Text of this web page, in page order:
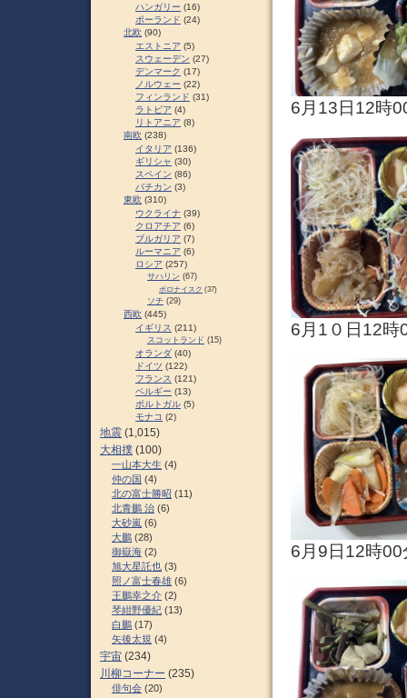
6月13日12時
6月1０日12時
6月9日12時00
ハンガリー (16)
ポーランド (24)
北欧 (90)
エストニア (5)
スウェーデン (27)
デンマーク (17)
ノルウェー (22)
フィンランド (31)
ラトビア (4)
リトアニア (8)
南欧 (238)
イタリア (136)
ギリシャ (30)
スペイン (86)
バチカン (3)
東欧 (310)
ウクライナ (39)
クロアチア (6)
ブルガリア (7)
ルーマニア (6)
ロシア (257)
サハリン (67)
ポロナイスク (37)
ソチ (29)
西欧 (445)
イギリス (211)
スコットランド (15)
オランダ (40)
ドイツ (122)
フランス (121)
ベルギー (13)
ポルトガル (5)
モナコ (2)
地震 (1,015)
大相撲 (100)
一山本大生 (4)
仲の国 (4)
北の富士勝昭 (11)
北青鵬 治 (6)
大砂嵐 (6)
大鵬 (28)
御嶽海 (2)
旭大星託也 (3)
照ノ富士春雄 (6)
王鵬幸之介 (2)
琴紺野優紀 (13)
白鵬 (17)
矢後太規 (4)
宇宙 (234)
川柳コーナー (235)
俳句会 (20)